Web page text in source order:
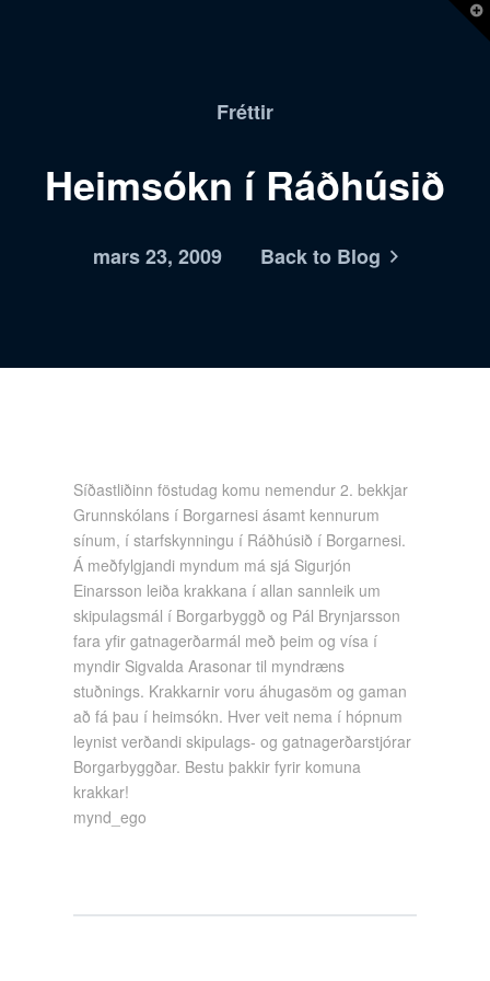
Fréttir
Heimsókn í Ráðhúsið
mars 23, 2009 Back to Blog
Síðastliðinn föstudag komu nemendur 2. bekkjar
Grunnskólans í Borgarnesi ásamt kennurum
sínum, í starfskynningu í Ráðhúsið í Borgarnesi.
Á meðfylgjandi myndum má sjá Sigurjón
Einarsson leiða krakkana í allan sannleik um
skipulagsmál í Borgarbyggð og Pál Brynjarsson
fara yfir gatnagerðarmál með þeim og vísa í
myndir Sigvalda Arasonar til myndræns
stuðnings. Krakkarnir voru áhugasöm og gaman
að fá þau í heimsókn. Hver veit nema í hópnum
leynist verðandi skipulags- og gatnagerðarstjórar
Borgarbyggðar. Bestu þakkir fyrir komuna
krakkar!
mynd_ego